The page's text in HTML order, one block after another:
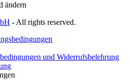
ändern
- All rights reserved.
und Widerrufsbelehrung